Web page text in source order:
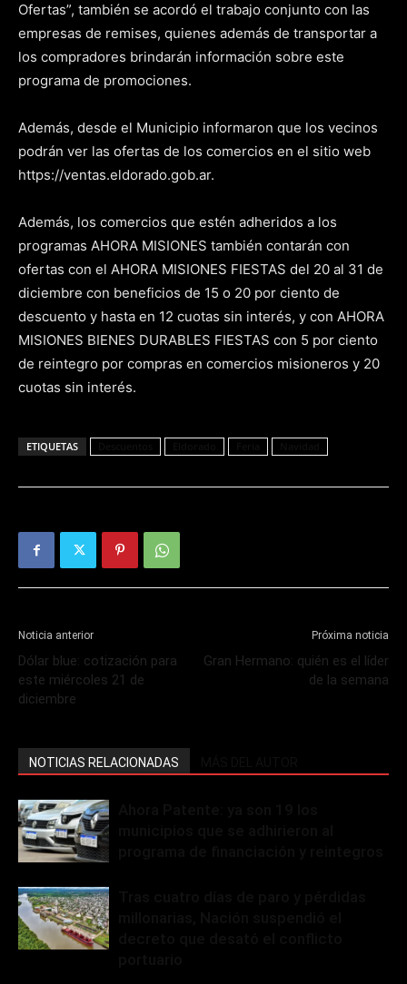
Ofertas”, también se acordó el trabajo conjunto con las
empresas de remises, quienes además de transportar a
los compradores brindarán información sobre este
programa de promociones.
Además, desde el Municipio informaron que los vecinos
podrán ver las ofertas de los comercios en el sitio web
https://ventas.eldorado.gob.ar.
Además, los comercios que estén adheridos a los
programas AHORA MISIONES también contarán con
ofertas con el AHORA MISIONES FIESTAS del 20 al 31 de
diciembre con beneficios de 15 o 20 por ciento de
descuento y hasta en 12 cuotas sin interés, y con AHORA
MISIONES BIENES DURABLES FIESTAS con 5 por ciento
de reintegro por compras en comercios misioneros y 20
cuotas sin interés.
ETIQUETAS
Noticia anterior
Dólar blue: cotización para
este miércoles 21 de
diciembre
Próxima noticia
Gran Hermano: quién es el líder
de la semana
NOTICIAS RELACIONADAS